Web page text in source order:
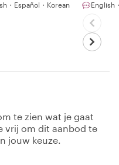
・Español・Korean English
te zien wat je gaat
vrij om dit aanbod te
jouw keuze.